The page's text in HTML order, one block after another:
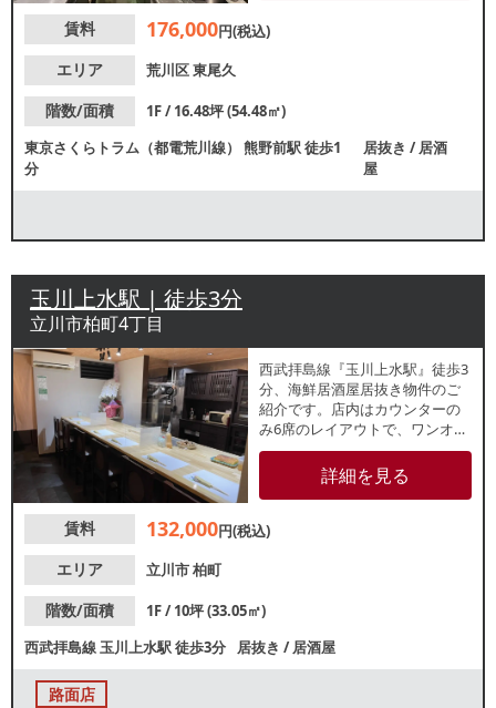
賃料 176,000円(税込)
エリア
荒川区東尾久
階数/面積
1F / 16.48坪 (54.48㎡)
東京さくらトラム（都電荒川線） 熊野前駅徒歩1
分
居抜き /居酒
屋
玉川上水駅 | 徒歩3分
立川市柏町4丁目
西武拝島線『玉川上水駅』徒歩3
分、海鮮居酒屋居抜き物件のご
紹介です。店内はカウンターの
み6席のレイアウトで、ワンオペ
でお考えの方にもおすすめ。オ
ープンカウンターのため、ライ
ブ感を演出することもできま
り、近隣住民のリピーター獲得
詳細を見る
賃料 132,000円(税込)
エリア
立川市柏町
階数/面積
1F / 10坪 (33.05㎡)
西武拝島線玉川上水駅徒歩3分 居抜き /居酒屋
路面店